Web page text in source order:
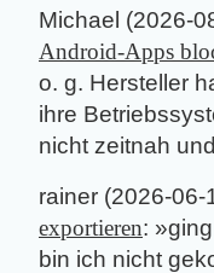
Michael (2026-
Android-Apps
o. g. Hersteller
ihre
nicht zeitnah
rainer (2026-06-
exportieren: »
bin ich nicht